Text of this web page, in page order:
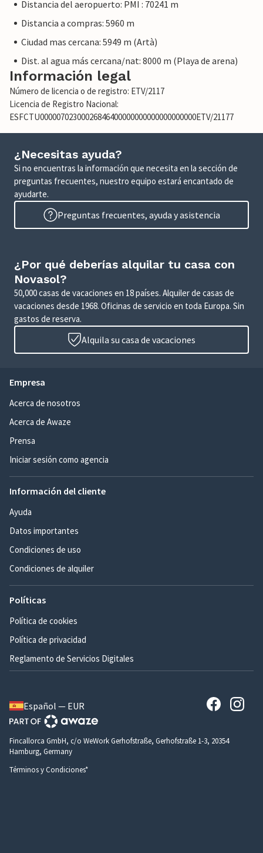
Distancia del aeropuerto: PMI : 70241 m
Distancia a compras: 5960 m
Ciudad mas cercana: 5949 m (Artà)
Dist. al agua más cercana/nat: 8000 m (Playa de arena)
Información legal
Número de licencia o de registro: ETV/2117
Licencia de Registro Nacional:
ESFCTU00000702300026846400000000000000000000ETV/21177
¿Necesitas ayuda?
Si no encuentras la información que necesita en la sección de
preguntas frecuentes, nuestro equipo estará encantado de
ayudarte.
Preguntas frecuentes, ayuda y asistencia
¿Por qué deberías alquilar tu casa con
Novasol?
50,000 casas de vacaciones en 18 países. Alquiler de casas de
vacaciones desde 1968. Oficinas de servicio en toda Europa. Sin
gastos de reserva.
Alquila su casa de vacaciones
Empresa
Acerca de nosotros
Acerca de Awaze
Prensa
Iniciar sesión como agencia
Información del cliente
Ayuda
Datos importantes
Condiciones de uso
Condiciones de alquiler
Políticas
Política de cookies
Política de privacidad
Reglamento de Servicios Digitales
Español — EUR
Fincallorca GmbH, c/o WeWork Gerhofstraße, Gerhofstraße 1-3, 20354
Hamburg, Germany
Términos y Condiciones*